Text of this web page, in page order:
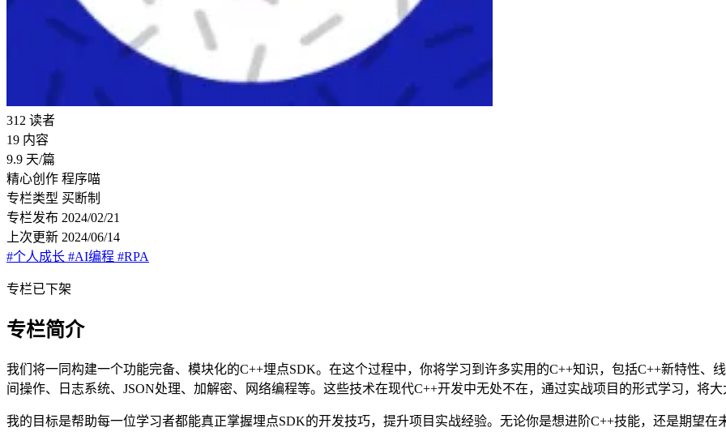
312 读者
19 内容
9.9 天/篇
精心创作 程序喵
专栏类型 买断制
专栏发布 2024/02/21
上次更新 2024/06/14
#个人成长 #AI编程 #RPA
专栏已下架
专栏简介
我们将一同构建一个功能完备、模块化的C++埋点SDK。在这个过程中，你将学习到许多实用的C++知识，包括C++新特性、
间操作、日志系统、JSON处理、加解密、网络编程等。这些技术在现代C++开发中无处不在，通过实战项目的形式学习，将大
我的目标是帮助每一位学习者都能真正掌握埋点SDK的开发技巧，提升项目实战经验。无论你是想进阶C++技能，还是期望在